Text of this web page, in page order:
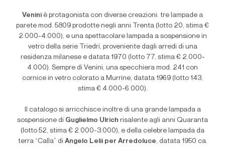
Venini è protagonista con diverse creazioni: tre lampade a
parete mod. 5809 prodotte negli anni Trenta (lotto 20, stima €
2.000-4.000), e una spettacolare lampada a sospensione in
vetro della serie Triedri, proveniente dagli arredi di una
residenza milanese e datata 1970 (lotto 77, stima € 2.000-
4.000). Sempre di Venini, una specchiera mod. 241 con
cornice in vetro colorato a Murrine, datata 1969 (lotto 143,
stima € 4.000-6.000).
Il catalogo si arricchisce inoltre di una grande lampada a
sospensione di Guglielmo Ulrich risalente agli anni Quaranta
(lotto 52, stima € 2.000-3.000), e della celebre lampada da
terra “Calla” di Angelo Lelii per Arredoluce, datata 1950 ca.